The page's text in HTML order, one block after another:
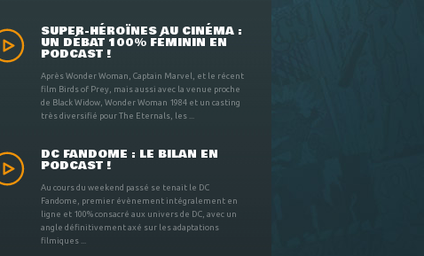
SUPER-HÉROÏNES AU CINÉMA :
UN DÉBAT 100% FÉMININ EN
PODCAST !
Après Wonder Woman, Captain Marvel, et le récent
film Birds of Prey, mais aussi avec la venue proche
de Black Widow, Wonder Woman 1984 et un casting
très diversifié pour The Eternals, les ...
DC FANDOME : LE BILAN EN
PODCAST !
Au cours du weekend passé se tenait le DC
Fandome, premier évènement intégralement en
ligne et 100% consacré aux univers de DC, avec un
angle définitivement axé sur les adaptations
filmiques ...